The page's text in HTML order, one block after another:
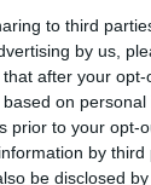
to third
by us,
after your
on
prior to your opt-
by third
be disclosed
az